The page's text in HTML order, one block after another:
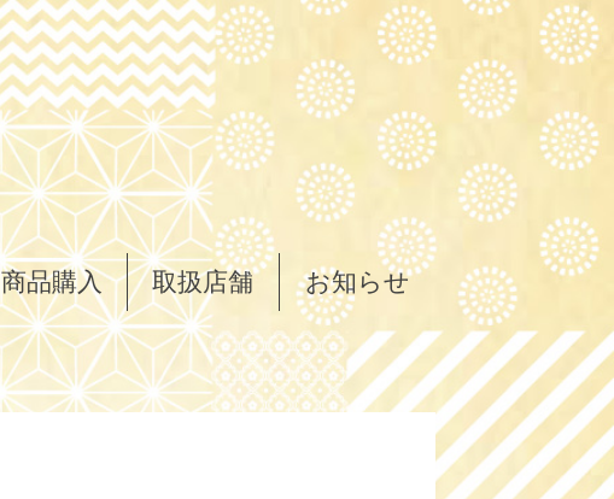
商品購入 取扱店舗 お知らせ